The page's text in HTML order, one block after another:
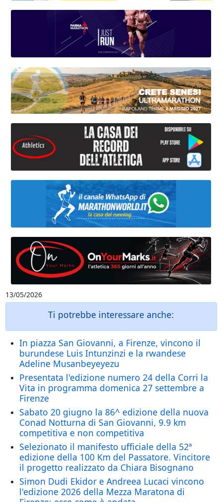
13/05/2026
Ti potrebbe interessare anche:
In piazza San Giovanni, a Firenze, vincono il
burundese Luis Intunzinzi e la rwandese
Adeline Musanbeyeyezu
Presentata l'edizione numero 24 della Corri la
Vita in programma domenica 27 settembre a
Firenze
Sabato 20 giugno la 86^ edizione della nuova
Conad Notturna di San Giovanni, 9.9 km
competitiva e non competitiva
Selezionato il manifesto ufficiale della 52ª
edizione della 100 Km del Passatore. Vincitore
il progetto realizzato da Chiara Bisognano
Simon Dudi Ekidor e Andreea Lucaci vincono
l'edizione 2026 della Mezza Maratona di